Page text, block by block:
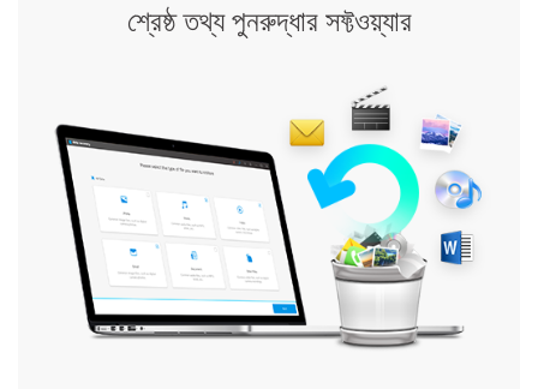
শ্রেষ্ঠ তথ্য পুনরুদ্ধার সফ্টওয়্যার